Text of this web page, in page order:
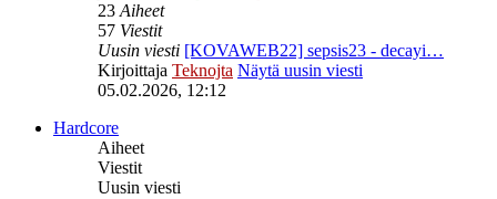
23Aiheet
57 Viestit
Uusin viesti [KOVAWEB22] sepsis23 - decayi…
Kirjoittaja Teknojta Näytä uusin viesti
05.02.2026, 12:12
Hardcore
Aiheet
Viestit
Uusin viesti